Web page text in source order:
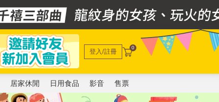
登入/註冊 0
居家休閒 日用食品 影音 售票